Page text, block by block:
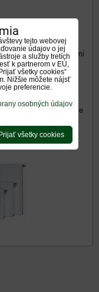
v cene!)
radiátorov, dvomi
z najväčších
vysokokvalitným
ale aj v iných
produkt, široký
a vybudovanie
servisných
tejto webovej
údajov o jej
a služby tretích
k partnerom v EÚ,
všetky cookies“
Nižšie môžete nájsť
preferencie.
osobných údajov
Prijať všetky cookies